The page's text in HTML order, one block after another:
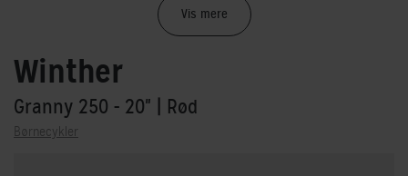
Vis mere
Winther
Granny 250 - 20" | Rød
Børnecykler